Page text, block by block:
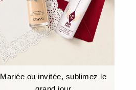
Mariée ou invitée, sublimez le